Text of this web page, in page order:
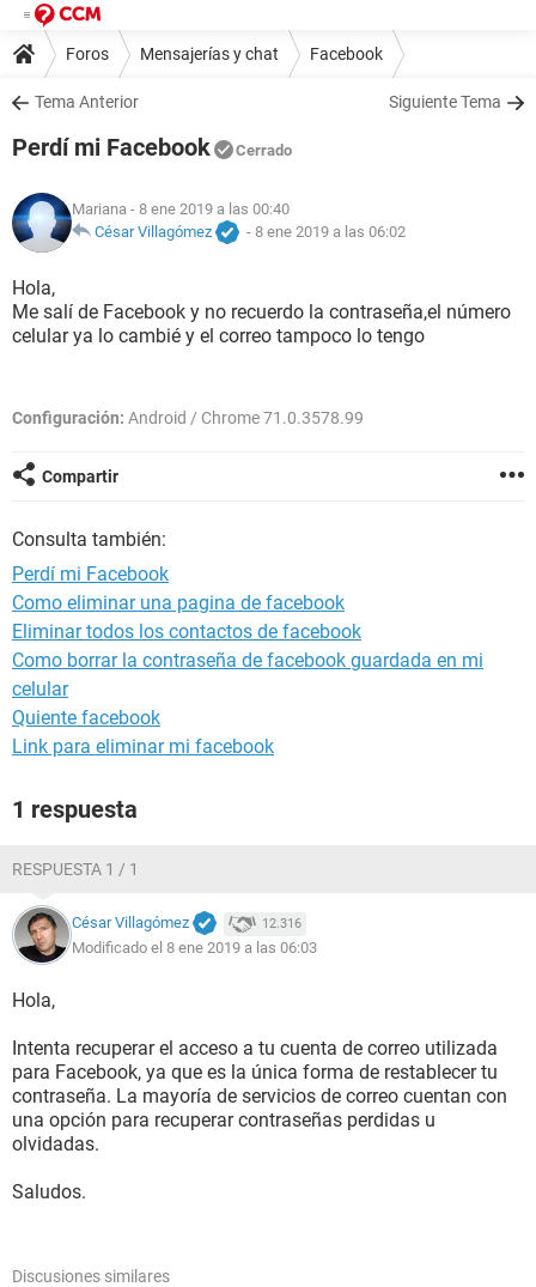
Foros Mensajerías y chat Facebook
Tema Anterior Siguiente Tema
Perdí mi Facebook Cerrado
Mariana - 8 ene 2019 a las 00:40
César Villagómez
- 8 ene 2019 a las 06:02
Hola,
Me salí de Facebook y no recuerdo la contraseña,el número
celular ya lo cambié y el correo tampoco lo tengo
Configuración: Android / Chrome 71.0.3578.99
Compartir
Consulta también:
Perdí mi Facebook
Como eliminar una pagina de facebook
Eliminar todos los contactos de facebook
Como borrar la contraseña de facebook guardada en mi
celular
Quiente facebook
Link para eliminar mi facebook
1 respuesta
RESPUESTA 1 / 1
César Villagómez 12.316
Modificado el 8 ene 2019 a las 06:03
Hola,
Intenta recuperar el acceso a tu cuenta de correo utilizada
para Facebook, ya que es la única forma de restablecer tu
contraseña. La mayoría de servicios de correo cuentan con
una opción para recuperar contraseñas perdidas u
olvidadas.
Saludos.
Discusiones similares